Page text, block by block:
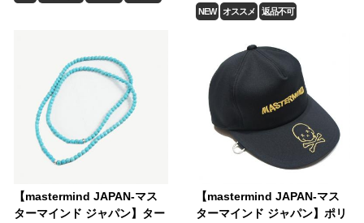
NEW オススメ 返品不可
【mastermind JAPAN-マス
ターマインド ジャパン】ター
【mastermind JAPAN-マス
ターマインド ジャパン】ポリ